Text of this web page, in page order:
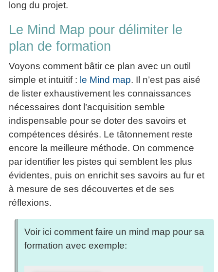
long du projet.
Le Mind Map pour délimiter le
plan de formation
Voyons comment bâtir ce plan avec un outil
simple et intuitif : le Mind map. Il n’est pas aisé
de lister exhaustivement les connaissances
nécessaires dont l’acquisition semble
indispensable pour se doter des savoirs et
compétences désirés. Le tâtonnement reste
encore la meilleure méthode. On commence
par identifier les pistes qui semblent les plus
évidentes, puis on enrichit ses savoirs au fur et
à mesure de ses découvertes et de ses
réflexions.
Voir ici comment faire un mind map pour sa
formation avec exemple: